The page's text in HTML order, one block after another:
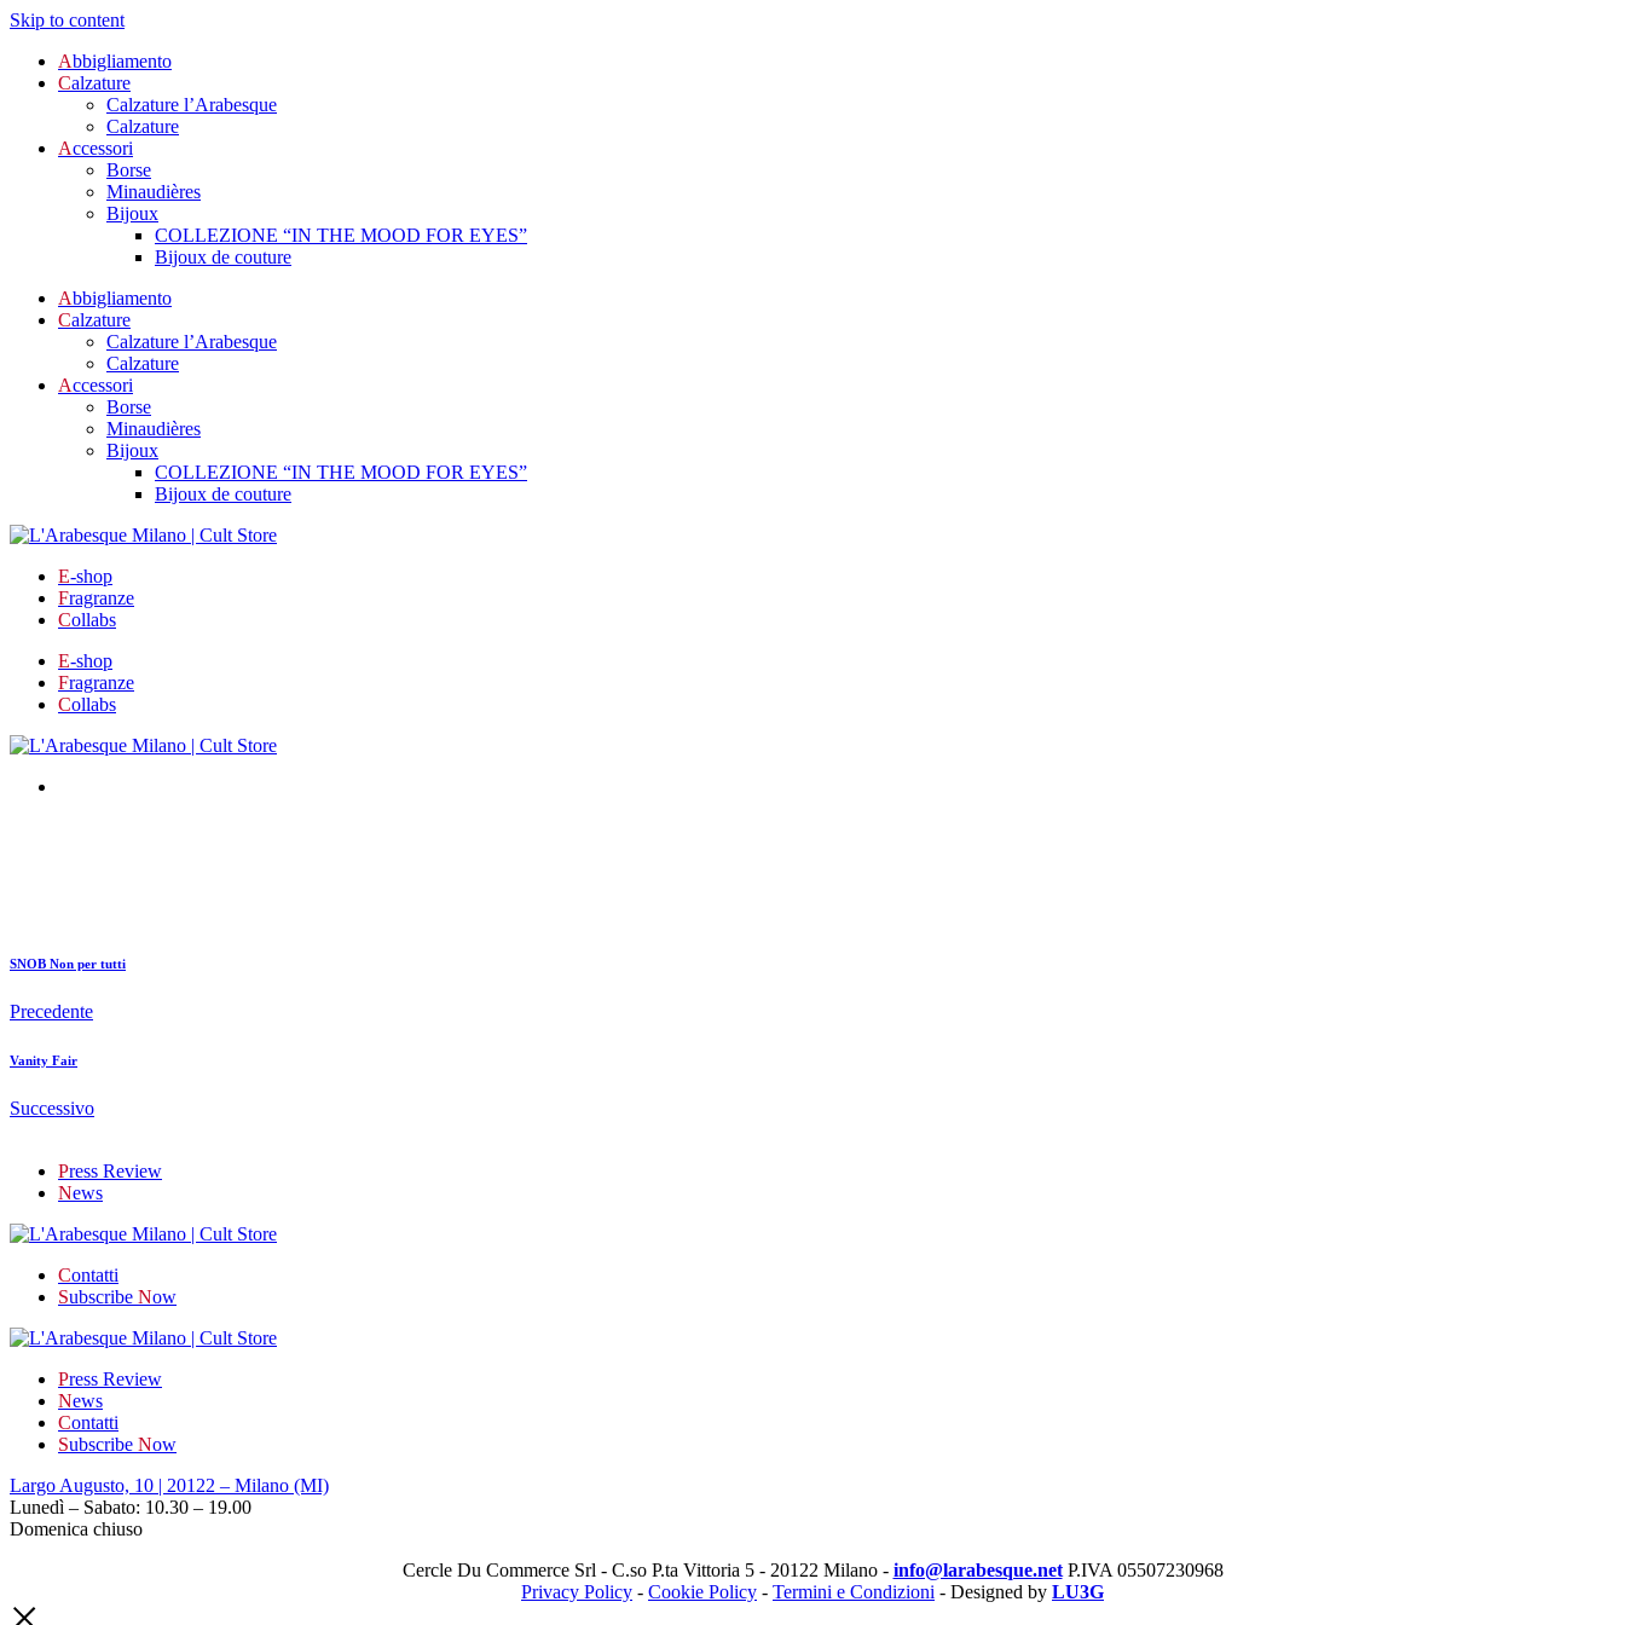
Skip to content
Abbigliamento
Calzature
Calzature l’Arabesque
Calzature
Accessori
Borse
Minaudières
Bijoux
COLLEZIONE “IN THE MOOD FOR EYES”
Bijoux de couture
Abbigliamento
Calzature
Calzature l’Arabesque
Calzature
Accessori
Borse
Minaudières
Bijoux
COLLEZIONE “IN THE MOOD FOR EYES”
Bijoux de couture
E-shop
Fragranze
Collabs
E-shop
Fragranze
Collabs
SNOB Non per tutti
Precedente
Vanity Fair
Successivo
Press Review
News
Contatti
Subscribe Now
Press Review
News
Contatti
Subscribe Now
Largo Augusto, 10 | 20122 – Milano (MI)
Lunedì – Sabato: 10.30 – 19.00
Domenica chiuso
Cercle Du Commerce Srl - C.so P.ta Vittoria 5 - 20122 Milano - info@larabesque.netP.IVA 05507230968
Privacy Policy - Cookie Policy - Termini e Condizioni - Designed by LU3G